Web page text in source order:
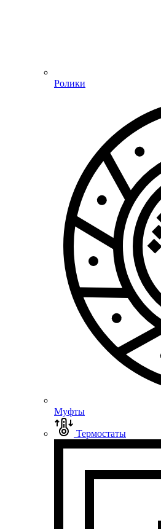
Ролики
Муфты
Термостаты